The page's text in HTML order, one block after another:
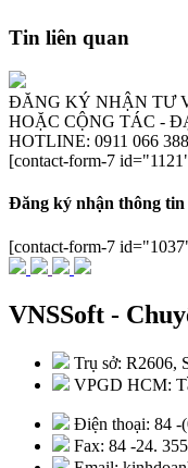
Tin liên quan
ĐĂNG KÝ NHẬN TƯ
HOẶC CỘNG TÁC -
HOTLINE: 0911 066 388
[contact-form-7
Đăng ký nhận thông
[contact-form-7
VNSSoft -
Trụ sở: R2606,
VPGD HCM:
Điện thoại: 84 -
Fax: 84 -24.